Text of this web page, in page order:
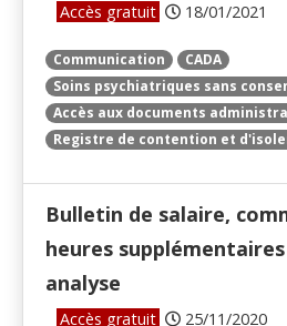
Accès gratuit 18/01/2021
Communication
CADA
Soins psychiatriques sans
Accès aux documents
Registre de contention et
Bulletin de salaire,
heures
analyse
Accès gratuit 25/11/2020